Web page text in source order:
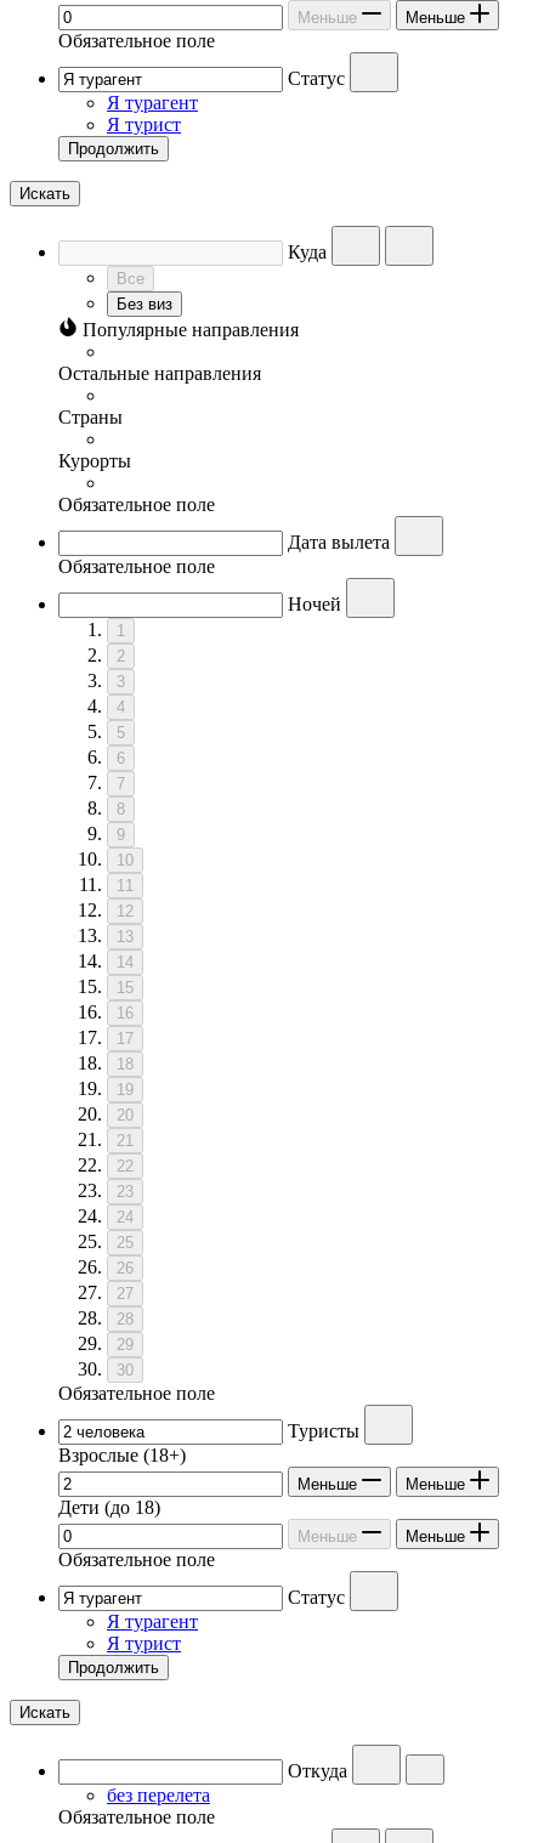
Меньше Меньше
Обязательное поле
Статус
Я турагент
Я турист
Продолжить
Искать
Куда
Все
Без виз
Популярные направления
Остальные направления
Страны
Курорты
Обязательное поле
Дата вылета
Обязательное поле
Ночей
1
2
3
4
5
6
7
8
9
10
11
12
13
14
15
16
17
18
19
20
21
22
23
24
25
26
27
28
29
30
Обязательное поле
Туристы
Взрослые (18+)
Меньше Меньше
Дети (до 18)
Меньше Меньше
Обязательное поле
Статус
Я турагент
Я турист
Продолжить
Искать
Откуда
без перелета
Обязательное поле